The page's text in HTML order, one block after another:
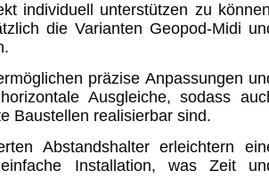
individuell unterstützen zu
die Varianten Geopod-Midi
präzise Anpassungen
Ausgleiche, sodass
Baustellen realisierbar sind.
Abstandshalter erleichtern
Installation, was Zeit